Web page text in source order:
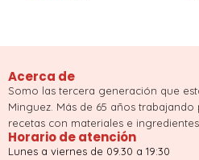
Acerca de
Somo las tercera generación que
Minguez. Más de 65 años
recetas con materiales e
Horario de atención
Lunes a viernes de 09.30 a 19:30